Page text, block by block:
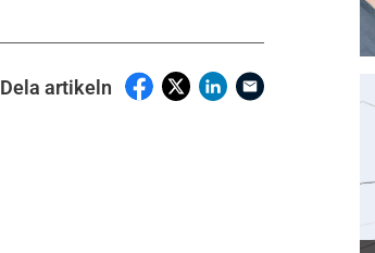
Dela artikeln